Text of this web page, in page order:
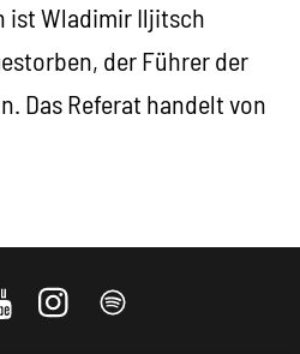
ist Wladimir Iljitsch
der Führer der
Das Referat handelt von